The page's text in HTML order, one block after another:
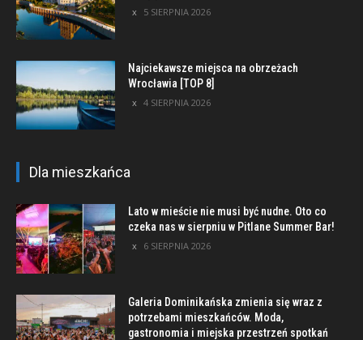
5 SIERPNIA 2026
Najciekawsze miejsca na obrzeżach
Wrocławia [TOP 8]
4 SIERPNIA 2026
Dla mieszkańca
Lato w mieście nie musi być nudne. Oto co
czeka nas w sierpniu w Pitlane Summer Bar!
6 SIERPNIA 2026
Galeria Dominikańska zmienia się wraz z
potrzebami mieszkańców. Moda,
gastronomia i miejska przestrzeń spotkań